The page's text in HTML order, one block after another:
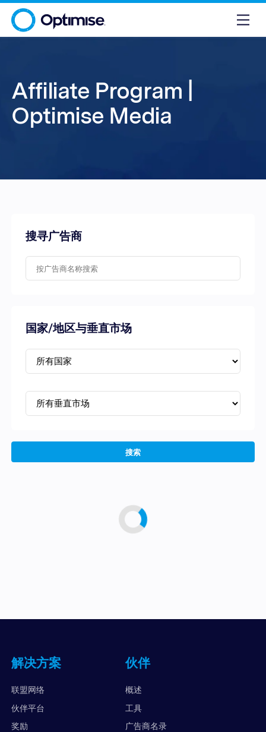
Affiliate Program |
Optimise Media
搜寻广告商
国家/地区与垂直市场
搜索
解决方案
联盟网络
伙伴平台
奖励
伙伴
概述
工具
广告商名录